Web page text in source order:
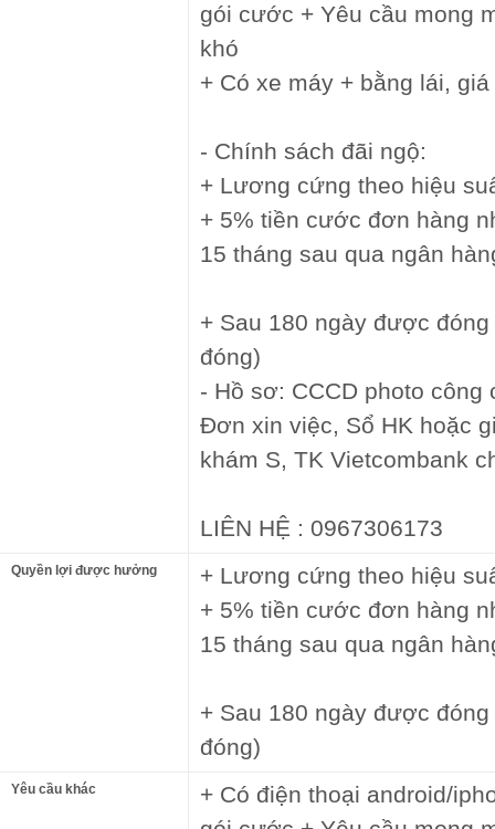
gói cước + Yêu cầu mong
khó
+ Có xe máy + bằng lái,
- Chính sách đãi ngộ:
+ Lương cứng theo hiệu
+ 5% tiền cước đơn hàng
15 tháng sau qua ngân
+ Sau 180 ngày được
đóng)
- Hồ sơ: CCCD photo
Đơn xin việc, Sổ HK hoặc
khám S, TK Vietcombank
LIÊN HỆ : 0967306173
Quyền lợi được hưởng
+ Lương cứng theo hiệu
+ 5% tiền cước đơn hàng
15 tháng sau qua ngân
+ Sau 180 ngày được
đóng)
Yêu cầu khác
+ Có điện thoại android/